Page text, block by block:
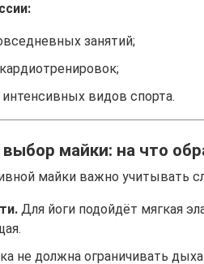
занятий;
видов спорта.
майки: на что
майки важно учитывать
Для йоги подойдёт мягкая
не должна ограничивать